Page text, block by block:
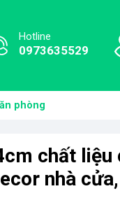
Hotline
0973635529
phòng
chất liệu
nhà